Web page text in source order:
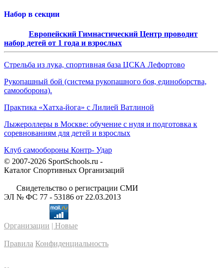
Набор в секции
Европейский Гимнастический Центр проводит
набор детей от 1 года и взрослых
Стрельба из лука, спортивная база ЦСКА Лефортово
Рукопашный бой (система рукопашного боя, единоборства,
самооборона).
Практика «Хатха-йога» с Лилией Ватлиной
Лыжероллеры в Москве: обучение с нуля и подготовка к
соревнованиям для детей и взрослых
Клуб самообороны Контр- Удар
© 2007-2026 SportSchools.ru -
Каталог Спортивных Организаций
Свидетельство о регистрации СМИ
ЭЛ № ФС 77 - 53186 от 22.03.2013
Организации | Новые
Правила Конфиденциальность